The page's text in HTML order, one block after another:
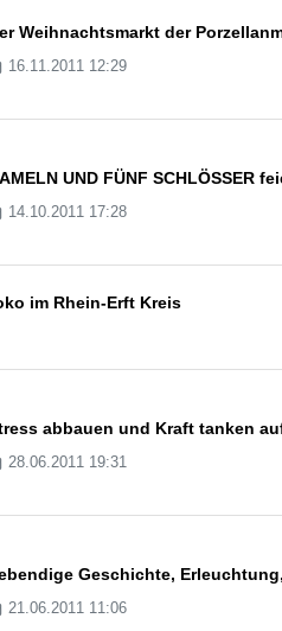
Weihnachtsmarkt der
16.11.2011 12:29
UND FÜNF SCHLÖSSER
14.10.2011 17:28
im Rhein-Erft Kreis
abbauen und Kraft tanken
28.06.2011 19:31
Geschichte,
21.06.2011 11:06